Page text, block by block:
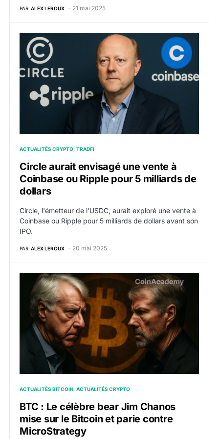
PAR ALEX LEROUX 21 mai 2025
Circle aurait envisagé une vente à Coinbase ou
ACTUALITÉS CRYPTO TRADFI
Circle aurait envisagé une vente à
Coinbase ou Ripple pour 5 milliards de
dollars
Circle, l'émetteur de l'USDC, aurait exploré une vente à
Coinbase ou Ripple pour 5 milliards de dollars avant son
IPO.
PAR ALEX LEROUX 20 mai 2025
BTC : Le célèbre bear Jim Chanos mise sur le
ACTUALITÉS BITCOIN ACTUALITÉS CRYPTO
BTC : Le célèbre bear Jim Chanos
mise sur le Bitcoin et parie contre
MicroStrategy